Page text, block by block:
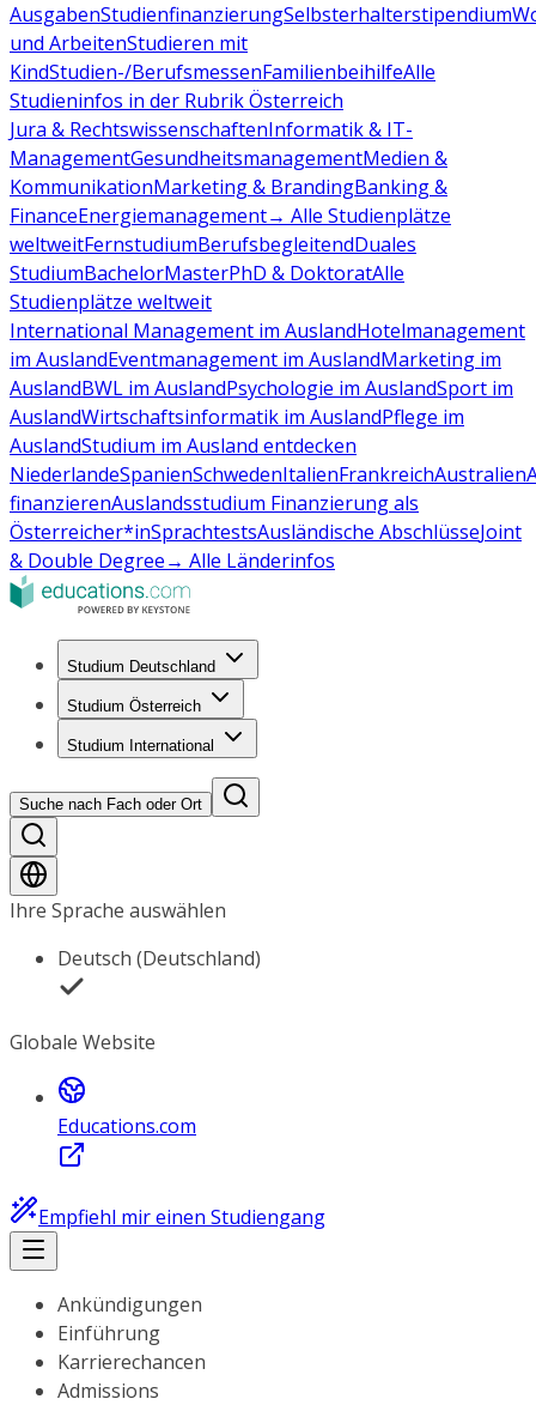
AusgabenStudienfinanzierungSelbsterhalterstipendium
und ArbeitenStudieren mit
KindStudien-/BerufsmessenFamilienbeihilfeAlle
Studieninfos in der Rubrik Österreich
Jura & RechtswissenschaftenInformatik & IT-
ManagementGesundheitsmanagementMedien &
KommunikationMarketing & BrandingBanking &
FinanceEnergiemanagement→ Alle Studienplätze
weltweitFernstudiumBerufsbegleitendDuales
StudiumBachelorMasterPhD & DoktoratAlle
Studienplätze weltweit
International Management im AuslandHotelmanagement
im AuslandEventmanagement im AuslandMarketing im
AuslandBWL im AuslandPsychologie im AuslandSport im
AuslandWirtschaftsinformatik im AuslandPflege im
AuslandStudium im Ausland entdecken
NiederlandeSpanienSchwedenItalienFrankreichAustralien
finanzierenAuslandsstudium Finanzierung als
Österreicher*inSprachtestsAusländische AbschlüsseJoint
& Double Degree→ Alle Länderinfos
Studium Deutschland
Studium Österreich
Studium International
Suche nach Fach oder Ort
Ihre Sprache auswählen
Deutsch (Deutschland)
Globale Website
Educations.com
Empfiehl mir einen Studiengang
Ankündigungen
Einführung
Karrierechancen
Admissions